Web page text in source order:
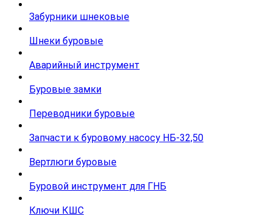
Забурники шнековые
Шнеки буровые
Аварийный инструмент
Буровые замки
Переводники буровые
Запчасти к буровому насосу НБ-32,50
Вертлюги буровые
Буровой инструмент для ГНБ
Ключи КШС